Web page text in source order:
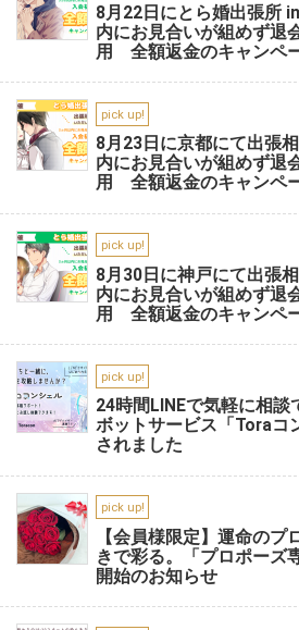
8月22日にとら婚出張所
内にお見合いが組めず退
用 全額返金のキャンペ
pick up!
8月23日に京都にて出張
内にお見合いが組めず退
用 全額返金のキャンペ
pick up!
8月30日に神戸にて出張
内にお見合いが組めず退
用 全額返金のキャンペ
pick up!
24時間LINEで気軽に相談
ボットサービス「Toraコ
されました
pick up!
【会員様限定】運命の
きで彩る。「プロポーズ
開始のお知らせ